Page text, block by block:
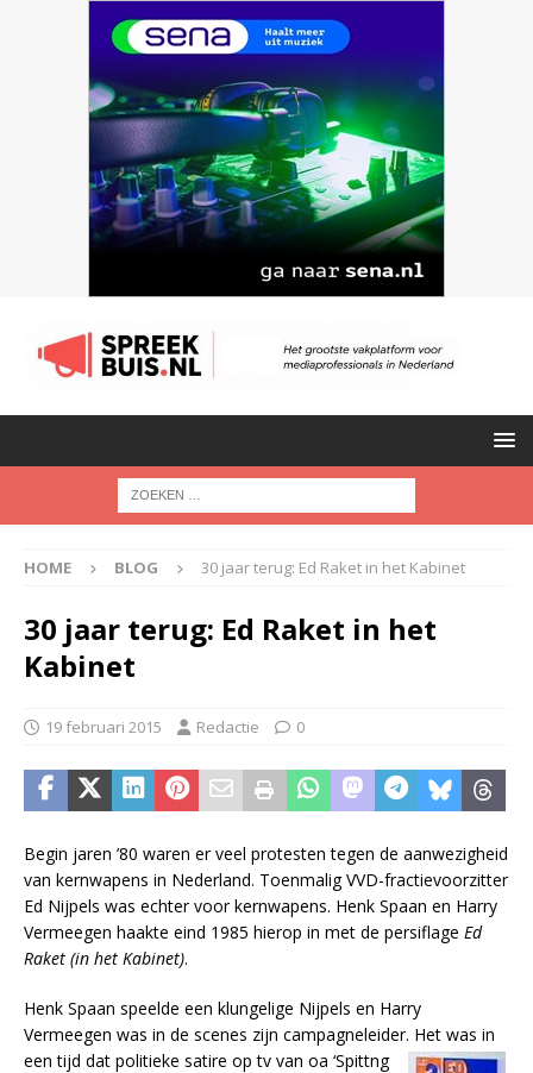
HOME BLOG 30 jaar terug: Ed Raket in het Kabinet
30 jaar terug: Ed Raket in het
Kabinet
19 februari 2015 Redactie 0
Begin jaren ’80 waren er veel protesten tegen de aanwezigheid
van kernwapens in Nederland. Toenmalig VVD-fractievoorzitter
Ed Nijpels was echter voor kernwapens. Henk Spaan en Harry
Vermeegen haakte eind 1985 hierop in met de persiflage Ed
Raket (in het Kabinet).
Henk Spaan speelde een klungelige Nijpels en Harry
Vermeegen was in de scenes zijn campagneleider. Het was in
een tijd dat politieke satire op tv van oa ‘Spittng